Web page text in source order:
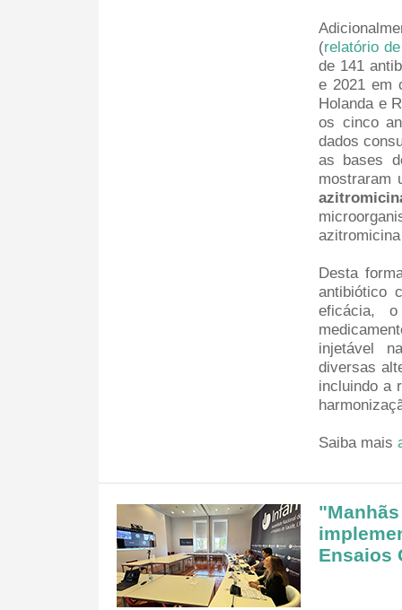
(relatório
de 141
e 2021 em
Holanda e
os cinco
dados
as bases
mostraram
Desta
antibiótico
eficácia,
injetável
diversas
incluindo a
Saiba mais
Ensaios